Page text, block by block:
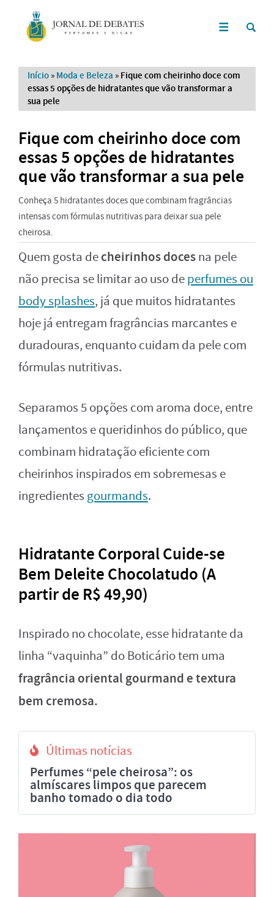
Início » Moda e Beleza » Fique com cheirinho doce com
essas 5 opções de hidratantes que vão transformar a
sua pele
Fique com cheirinho doce com
essas 5 opções de hidratantes
que vão transformar a sua pele
Conheça 5 hidratantes doces que combinam fragrâncias
intensas com fórmulas nutritivas para deixar sua pele
cheirosa.
Quem gosta decheirinhos docesna pele
não precisa se limitar ao uso deperfumes ou
body splashes, já que muitos hidratantes
hoje já entregam fragrâncias marcantes e
duradouras, enquanto cuidam da pele com
fórmulas nutritivas.
Separamos 5 opções com aroma doce, entre
lançamentos e queridinhos do público, que
combinam hidratação eficiente com
cheirinhos inspirados em sobremesas e
ingredientes gourmands.
Hidratante Corporal Cuide-se
Bem Deleite Chocolatudo (A
partir de R$ 49,90)
Inspirado no chocolate, esse hidratante da
linha “vaquinha” do Boticário tem uma
fragrância oriental gourmand e textura
bem cremosa.
Últimas notícias
Perfumes “pele cheirosa”: os
almíscares limpos que parecem
banho tomado o dia todo